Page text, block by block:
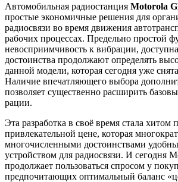
Автомобильная радиостанция Motorola
простые экономичные решения для
радиосвязи во время движения
рабочих процессах. Предельно простой
невосприимчивость к вибрации,
достоинства продолжают определять
данной модели, которая сегодня уже
Наличие впечатляющего выбора
позволяет существенно расширить
рации.
Эта разработка в своё время стала хитом
привлекательной цене, которая
многочисленными достоинствами
устройством для радиосвязи. И сегодня
продолжает пользоваться спросом у
предпочитающих оптимальный баланс